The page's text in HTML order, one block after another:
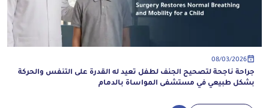
08/03/2026
جراحة ناجحة لتصحيح الجنف لطفل تعيد له القدرة على التنفس والحركة
بشكل طبيعي في مستشفى المواساة بالدمام